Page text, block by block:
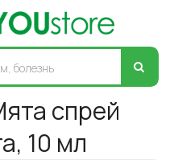
спрей
10 мл